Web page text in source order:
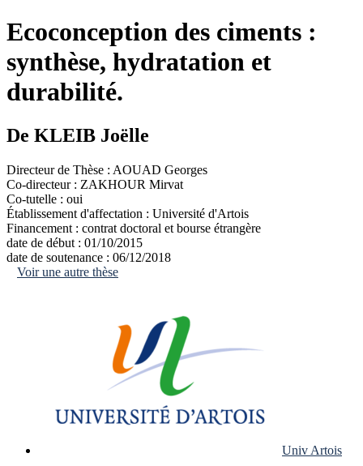
Ecoconception des ciments :
synthèse, hydratation et
durabilité.
De KLEIB Joëlle
Directeur de Thèse : AOUAD Georges
Co-directeur : ZAKHOUR Mirvat
Co-tutelle : oui
Établissement d'affectation : Université d'Artois
Financement : contrat doctoral et bourse étrangère
date de début : 01/10/2015
date de soutenance : 06/12/2018
Voir une autre thèse
Univ Artois